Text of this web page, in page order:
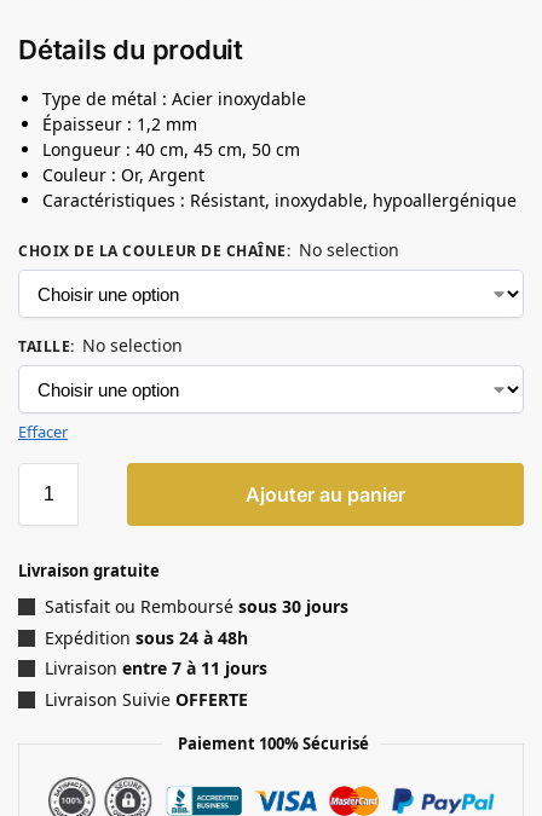
Détails du produit
Type de métal : Acier inoxydable
Épaisseur : 1,2 mm
Longueur : 40 cm, 45 cm, 50 cm
Couleur : Or, Argent
Caractéristiques : Résistant, inoxydable, hypoallergénique
CHOIX DE LA COULEUR DE CHAÎNE: No selection
TAILLE: No selection
Effacer
Ajouter au panier
Livraison gratuite
Satisfait ou Remboursé sous 30 jours
Expédition sous 24 à 48h
Livraison entre 7 à 11 jours
Livraison Suivie OFFERTE
Paiement 100% Sécurisé